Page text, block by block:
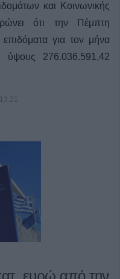
και Κοινωνικής
ότι την Πέμπτη
για τον μήνα
ύψους 276.036.591,42